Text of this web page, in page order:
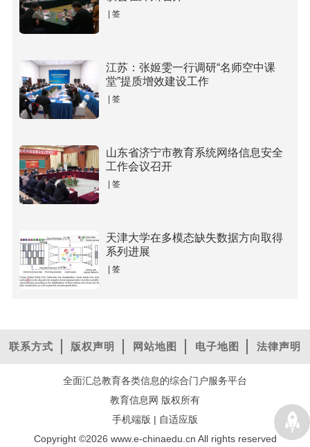
| 签
江苏：张姬雯一行调研“名师空中课
堂”提质增效建设工作
| 签
山东省济宁市教育系统网络信息安全
工作会议召开
| 签
天津大学在多模态缺失数据方向取得
系列进展
| 签
联系方式 版权声明 网站地图 电子地图 法律声明
全面汇总教育各类信息的综合门户服务平台
教育信息网 版权所有
手机端版 | 自适应版
Copyright ©2026 www.e-chinaedu.cn All rights reserved